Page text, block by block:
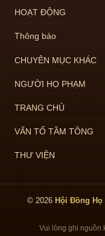
HOẠT ĐỘNG
Thông báo
CHUYÊN MỤC KHÁC
NGƯỜI HỌ PHẠM
TRANG CHỦ
VẤN TỔ TẦM TÔNG
THƯ VIỆN
© 2026 Hội Đồng Họ
Vui lòng ghi nguồn